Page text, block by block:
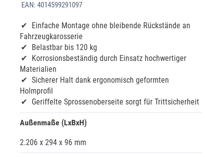
EAN: 4014599291097
Einfache Montage ohne bleibende Rückstände an
Fahrzeugkarosserie
Belastbar bis 120 kg
Korrosionsbeständig durch Einsatz hochwertiger
Materialien
Sicherer Halt dank ergonomisch geformten
Holmprofil
Geriffelte Sprossenoberseite sorgt für Trittsicherheit
Außenmaße (LxBxH)
2.206 x 294 x 96 mm